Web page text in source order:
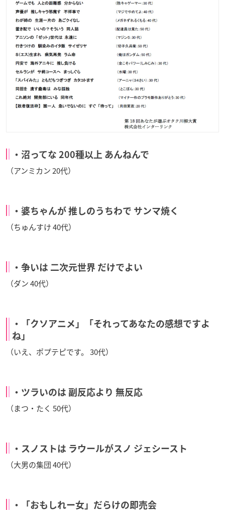
・沼ってな 200種以上 あんねんで
（アンミカン 20代）
・婆ちゃんが 推しのうちわで サンマ焼く
（ちゅんすけ 40代）
・争いは 二次元世界 だけでよい
（ダン 40代）
・「クソアニメ」「それってあなたの感想ですよ
ね」
（いえ、ポプテピです。 30代）
・ツラいのは 副反応より 無反応
（まつ・たく 50代）
・スノストは ラウールがスノ ジェシースト
（大男の集団 40代）
・「おもしれー女」だらけの即売会